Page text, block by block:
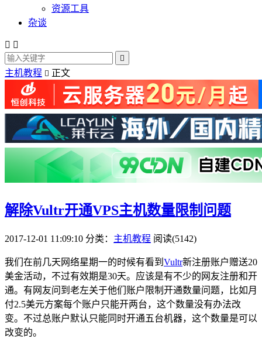
资源工具
杂谈
 

主机教程  正文
解除Vultr开通VPS主机数量限制问题
2017-12-01 11:09:10 分类： 主机教程 阅读(5142)
我们在前几天网络星期一的时候有看到 Vultr新注册账户赠送20
美金活动，不过有效期是30天。应该是有不少的网友注册和开
通。有网友问到老左关于他们账户限制开通数量问题，比如月
付2.5美元方案每个账户只能开两台，这个数量没有办法改
变。不过总账户默认只能同时开通五台机器，这个数量是可以
改变的。